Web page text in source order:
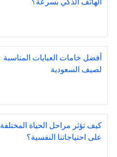
الهاتف الذكي بسرعة؟
أفضل خامات العبايات المناسبة
لصيف السعودية
كيف تؤثر مراحل الحياة المختلفة
على احتياجاتنا النفسية؟